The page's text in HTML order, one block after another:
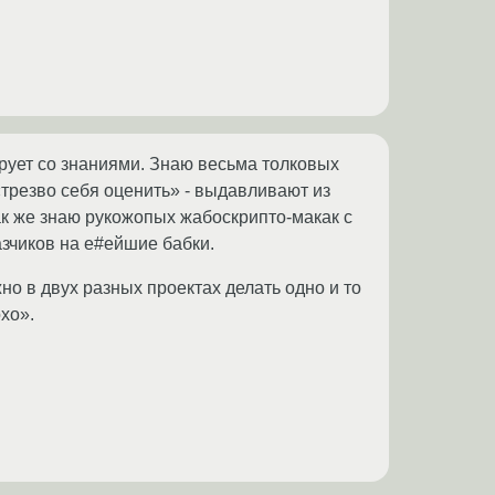
со знаниями. Знаю весьма толковых
себя оценить» - выдавливают из
же знаю рукожопых жабоскрипто-макак с
на е#ейшие бабки.
в двух разных проектах делать одно и то